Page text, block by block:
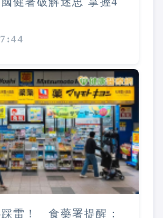
雷！ 食藥署提醒：